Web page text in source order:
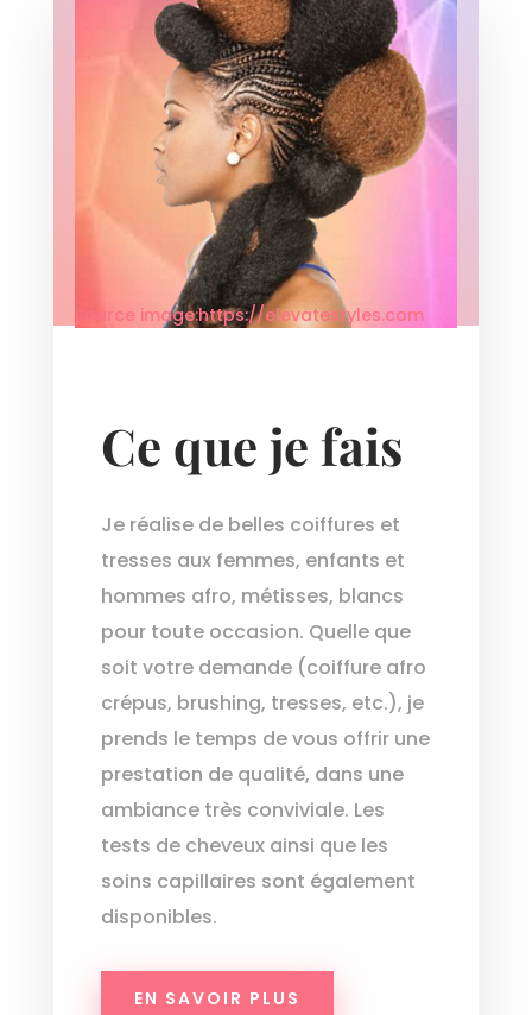
Source image:https://elevatestyles.com
Ce que je fais
Je réalise de belles coiffures et
tresses aux femmes, enfants et
hommes afro, métisses, blancs
pour toute occasion. Quelle que
soit votre demande (coiffure afro
crépus, brushing, tresses, etc.), je
prends le temps de vous offrir une
prestation de qualité, dans une
ambiance très conviviale. Les
tests de cheveux ainsi que les
soins capillaires sont également
disponibles.
EN SAVOIR PLUS